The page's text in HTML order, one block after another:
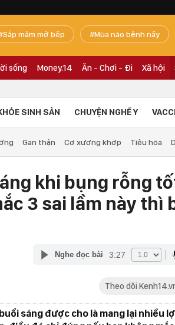
Sắp mâm mở bếp Mùa nào bệnh nấy
sống Money.14 Ăn - Chơi - Đi Xã hội
SINH SẢN CHUYỆN NGHỀ Y
Gan thận Cơ xương khớp Tiêu hóa
khi bụng rỗng
3 sai lầm này thì
Nghe đọc bài 3:27
Theo dõi
sáng được cho là mang lại nhiều